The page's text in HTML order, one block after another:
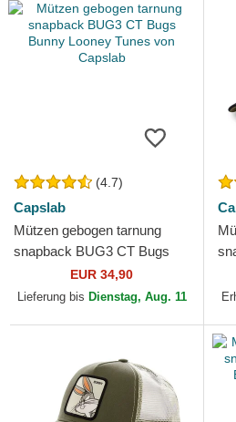
(4.7)
Capslab
Mützen gebogen tarnung
snapback BUG3 CT Bugs
Bunny Looney Tunes von
Capslab
EUR 34,90
Lieferung bis Dienstag, Aug. 11